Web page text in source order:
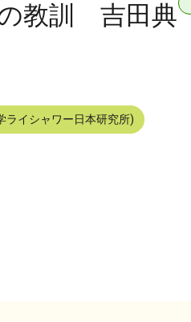
の教訓 吉田典
ライシャワー日本研究所)